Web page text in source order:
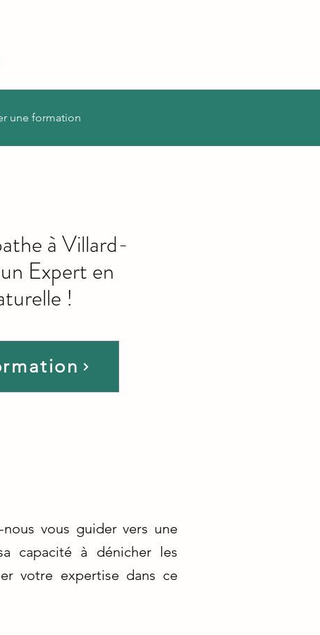
une formation
à Villard-
Expert en
!
vous guider vers une
capacité à dénicher les
votre expertise dans ce